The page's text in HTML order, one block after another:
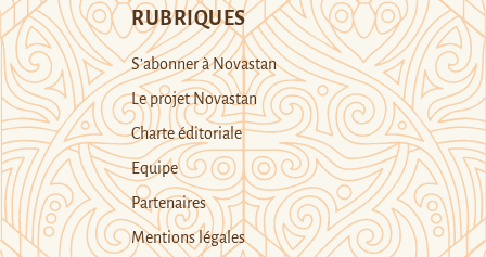
RUBRIQUES
S’abonner à Novastan
Le projet Novastan
Charte éditoriale
Equipe
Partenaires
Mentions légales